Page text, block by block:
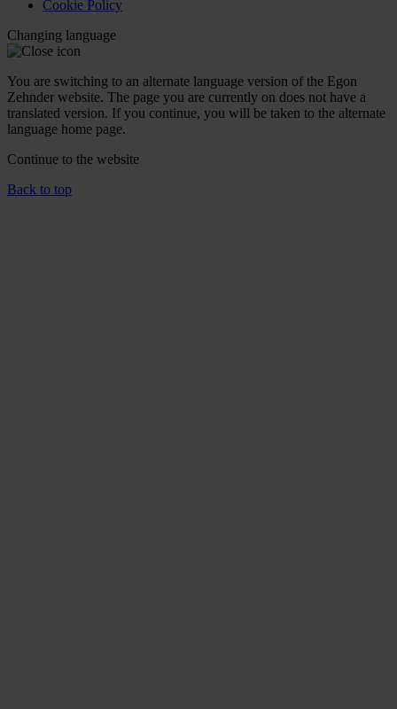
Cookie Policy
Changing language
You are switching to an alternate language version of the Egon
Zehnder website. The page you are currently on does not have a
translated version. If you continue, you will be taken to the alternate
language home page.
Continue to the website
Back to top